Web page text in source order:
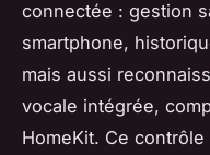
connectée : gestion
smartphone,
mais aussi
vocale intégrée,
HomeKit. Ce